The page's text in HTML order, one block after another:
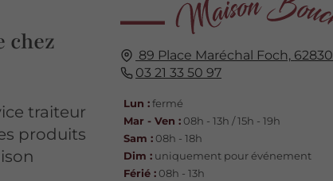
chez
traiteur
produits
89 Place Maréchal Foch, 62830
03 21 33 50 97
Lun :fermé
Mar - Ven :08h - 13h / 15h - 19h
Sam :08h - 18h
Dim :uniquement pour événement
Férié :08h - 13h